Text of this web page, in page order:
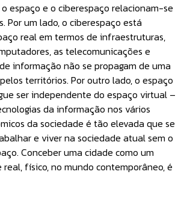
espaço e o ciberespaço relacionam-se
Por um lado, o ciberespaço está
real em termos de infraestruturas,
as telecomunicações e
informação não se propagam de uma
territórios. Por outro lado, o espaço
ser independente do espaço virtual –
da informação nos vários
da sociedade é tão elevada que se
e viver na sociedade atual sem o
Conceber uma cidade como um
físico, no mundo contemporâneo, é